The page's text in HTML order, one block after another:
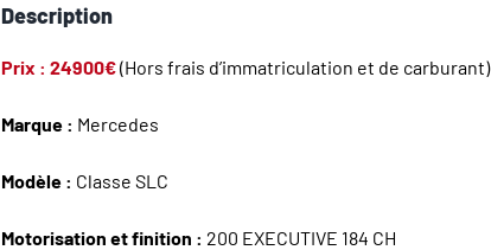
Description
Prix : 24900€(Hors frais d’immatriculation et de carburant)
Marque : Mercedes
Modèle : Classe SLC
Motorisation et finition : 200 EXECUTIVE 184 CH